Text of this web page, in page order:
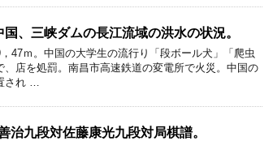
、三峡ダムの長江流域の洪水の状況。
47ｍ。中国の大学生の流行り「段ボール犬」「爬虫
店を処罰。南昌市高速鉄道の変電所で火災。中国の
され …
治九段対佐藤康光九段対局棋譜。